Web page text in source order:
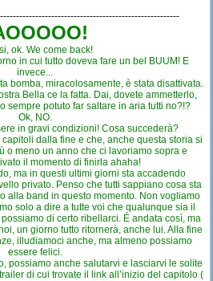
ok. We come back!
in cui tutto doveva fare un bel BUUM! E
invece...
bomba, miracolosamente, è stata disattivata.
Bella ce la fatta. Dai, dovete ammetterlo,
sempre potuto far saltare in aria tutti no?!?
Ok, NO.
in gravi condizioni! Cosa succederà?
dalla fine e che, anche questa storia si
o meno un anno che ci lavoriamo sopra e
il momento di finirla ahaha!
ma in questi ultimi giorni sta accadendo
privato. Penso che tutti sappiano cosa sta
alla band in questo momento. Non vogliamo
solo a dire a tutte voi che qualunque sia il
di certo ribellarci. É andata così, ma
un giorno tutto ritornerà, anche lui. Alla fine
illudiamoci anche, ma almeno possiamo
essere felici.
possiamo anche salutarvi e lasciarvi le solite
di cui trovate il link all’inizio del capitolo (